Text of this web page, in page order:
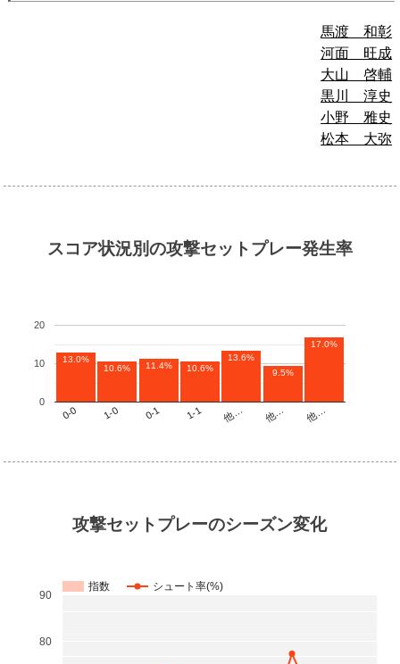
馬渡 和彰
河面 旺成
大山 啓輔
黒川 淳史
小野 雅史
松本 大弥
スコア状況別の攻撃セットプレー発生率
0-0 1-0 0-1 1-1 他… 他… 他…
0
10
20
13.0%
10.6%
11.4% 10.6%
13.6%
9.5%
17.0%
攻撃セットプレーのシーズン変化
指数 シュート率(%)
80
90